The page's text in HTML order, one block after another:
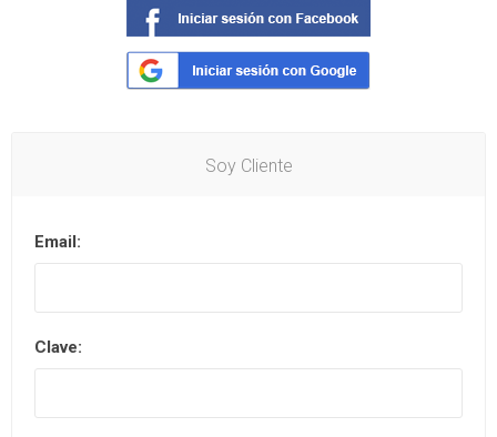
Soy Cliente
Email:
Clave: